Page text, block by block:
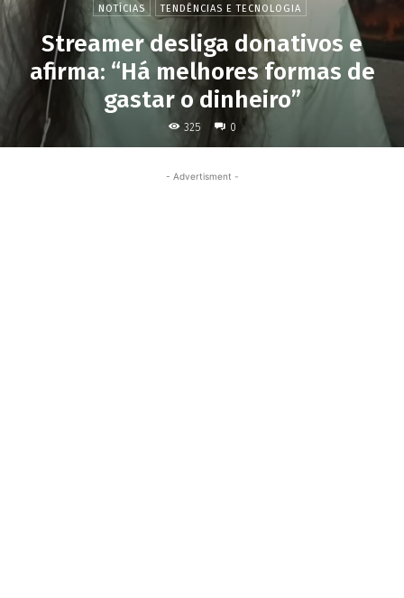
NOTÍCIAS TENDÊNCIAS E TECNOLOGIA
Streamer desliga donativos e
afirma: “Há melhores formas de
gastar o dinheiro”
325 0
- Advertisment -